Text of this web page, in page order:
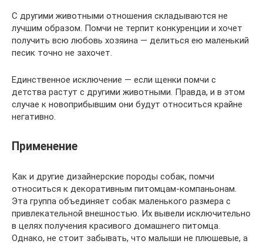
С другими животными отношения складываются не
лучшим образом. Помчи не терпит конкуренции и хочет
получить всю любовь хозяина — делиться ею маленький
песик точно не захочет.
Единственное исключение — если щенки помчи с
детства растут с другими животными. Правда, и в этом
случае к новоприбывшим они будут относиться крайне
негативно.
Применение
Как и другие дизайнерские породы собак, помчи
относиться к декоративным питомцам-компаньонам.
Эта группа объединяет собак маленького размера с
привлекательной внешностью. Их вывели исключительно
в целях получения красивого домашнего питомца.
Однако, не стоит забывать, что малыши не плюшевые, а